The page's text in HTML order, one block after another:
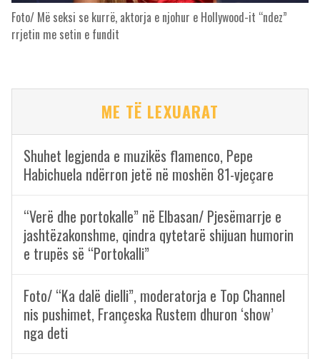
Foto/ Më seksi se kurrë, aktorja e njohur e Hollywood-it “ndez”
rrjetin me setin e fundit
ME TË LEXUARAT
Shuhet legjenda e muzikës flamenco, Pepe
Habichuela ndërron jetë në moshën 81-vjeçare
“Verë dhe portokalle” në Elbasan/ Pjesëmarrje e
jashtëzakonshme, qindra qytetarë shijuan humorin
e trupës së “Portokalli”
Foto/ “Ka dalë dielli”, moderatorja e Top Channel
nis pushimet, Françeska Rustem dhuron ‘show’
nga deti